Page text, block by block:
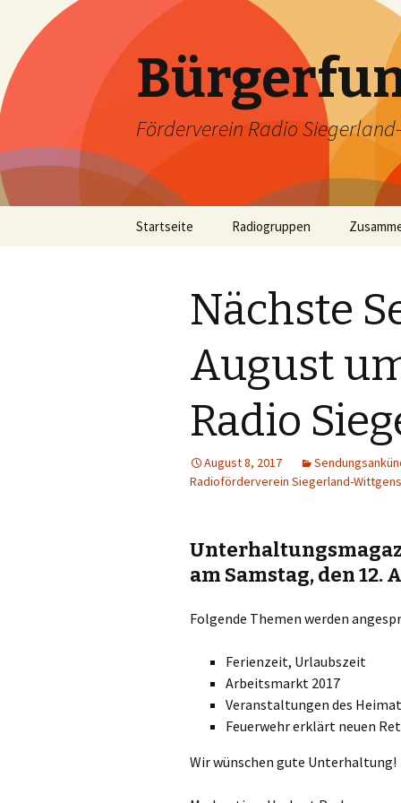
Förderverein Radio
Startseite Radiogruppen
Nächste
August
Radio
August 8, 2017
Radioförderverein Siegerland-
am Samstag, den 12.
Folgende Themen werden
Ferienzeit, Urlaubszeit
Arbeitsmarkt 2017
Veranstaltungen des
Feuerwehr erklärt neuen
Wir wünschen gute Unterhaltung!